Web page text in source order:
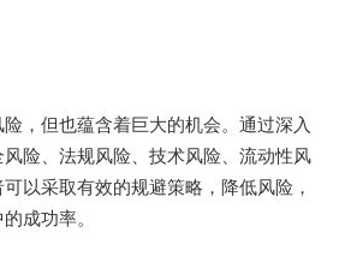
，但也蕴含着巨大的机会。通过深入
险、法规风险、技术风险、流动性风
以采取有效的规避策略，降低风险，
成功率。